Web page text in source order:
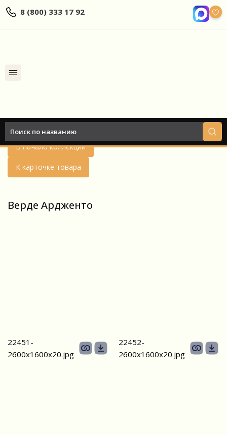
8 (800) 333 17 92
Назад
В начало коллекции
К карточке товара
Верде Ардженто
22451-
2600х1600x20.jpg
22452-
2600х1600x20.jpg